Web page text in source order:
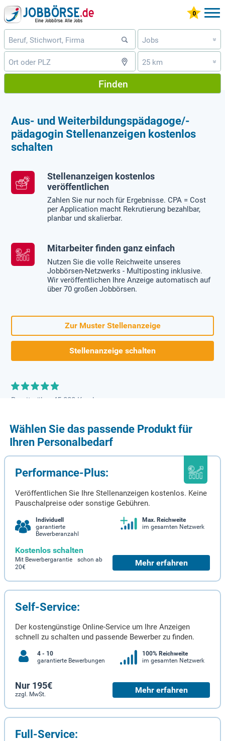
Jobs »
25 km »
Finden
Aus- und Weiterbildungspädagoge/-
pädagogin Stellenanzeigen kostenlos
schalten
Stellenanzeigen kostenlos
veröffentlichen
Zahlen Sie nur noch für Ergebnisse. CPA = Cost
per Application macht Rekrutierung bezahlbar,
planbar und skalierbar.
Mitarbeiter finden ganz einfach
Nutzen Sie die volle Reichweite unseres
Jobbörsen-Netzwerks - Multiposting inklusive.
Wir veröffentlichen Ihre Anzeige automatisch auf
über 70 großen Jobbörsen.
Zur Muster Stellenanzeige
Stellenanzeige schalten
Bereits über 45.000 Kunden
Wählen Sie das passende Produkt für
Ihren Personalbedarf
Performance-Plus:
Veröffentlichen Sie Ihre Stellenanzeigen kostenlos. Keine
Pauschalpreise oder sonstige Gebühren.
Individuell
garantierte
Bewerberanzahl
Max. Reichweite
im gesamten Netzwerk
Kostenlos schalten
Mit Bewerbergarantie schon ab
20€
Mehr erfahren
Self-Service:
Der kostengünstige Online-Service um Ihre Anzeigen
schnell zu schalten und passende Bewerber zu finden.
4 - 10
garantierte Bewerbungen
100% Reichweite
im gesamten Netzwerk
Nur 195€
zzgl. MwSt. Mehr erfahren
Full-Service: